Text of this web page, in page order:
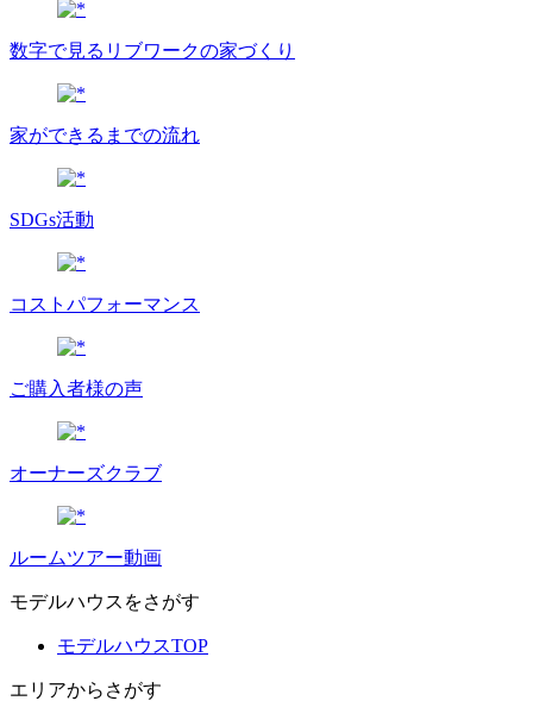
数字で⾒るリブワークの家づくり
家ができるまでの流れ
SDGs活動
コストパフォーマンス
ご購入者様の声
オーナーズクラブ
ルームツアー動画
モデルハウスをさがす
モデルハウスTOP
エリアからさがす